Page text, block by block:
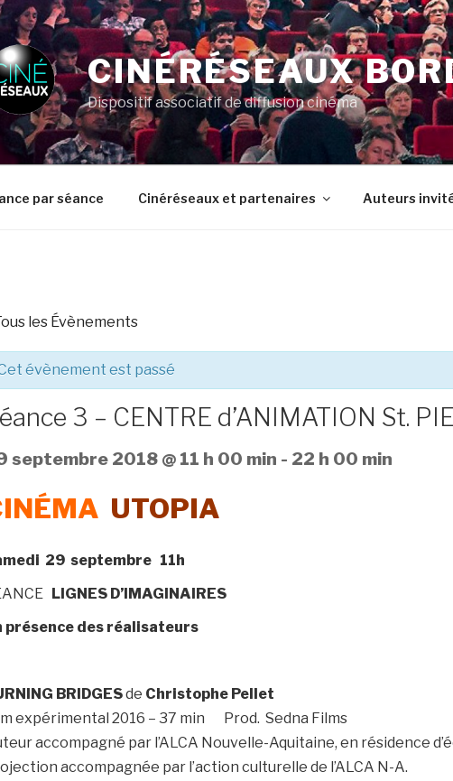
CINÉRÉSEAUX
Dispositif associatif de diffusion cinéma
par séance Cinéréseaux et partenaires Auteurs
les Évènements
évènement est passé
3 – CENTRE d’ANIMATION St.
septembre 2018 @ 11 h 00 min - 22 h 00 min
UTOPIA
29 septembre 11h
LIGNES D’IMAGINAIRES
présence des réalisateurs
BRIDGESde Christophe Pellet
expérimental 2016 – 37 min Prod. Sedna Films
accompagné par l’ALCA Nouvelle-Aquitaine, en résidence
accompagnée par l’action culturelle de l’ALCA N-A.